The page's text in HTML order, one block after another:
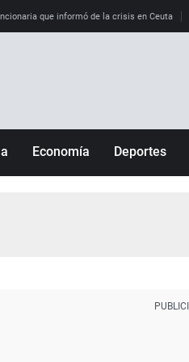
que informó de la crisis en Ceuta
Economía Deportes